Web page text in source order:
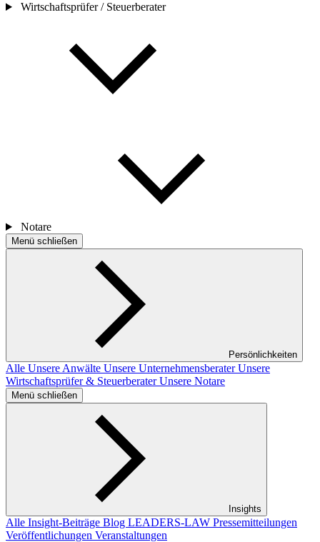
Wirtschaftsprüfer / Steuerberater
Notare
Menü schließen
Persönlichkeiten
Alle Unsere Anwälte Unsere UnternehmensberaterUnsere
Wirtschaftsprüfer & SteuerberaterUnsere Notare
Menü schließen
Insights
Alle Insight-Beiträge Blog LEADERS-LAW Pressemitteilungen
Veröffentlichungen Veranstaltungen